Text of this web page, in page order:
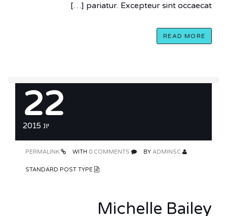
pariatur. Excepteur sint occaecat […]
READ MORE
22
יונ 2015
ADMINSC
0 COMMENTS
Michelle Bailey